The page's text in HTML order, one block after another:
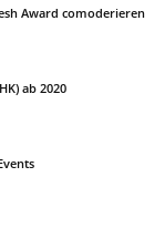
Award comoderieren
ab 2020